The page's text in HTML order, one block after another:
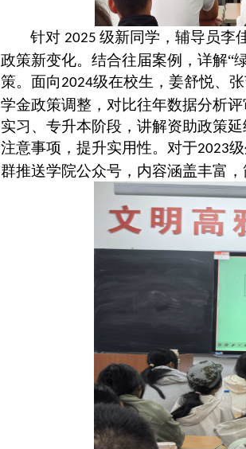
针对 2025 级新同学， 辅导员李
政策新变化。 结合往届案例，详解“
策。面向2024级在校生，姜舒悦、
学金政策调整，对比往年数据分析
实习、专升本阶段，讲解资助政策
注意事项，提升实用性。对于2023
群推送学院公众号 ，内容涵盖丰富，